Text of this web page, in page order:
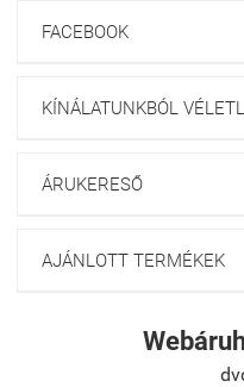
FACEBOOK
KÍNÁLATUNKBÓL
ÁRUKERESŐ
AJÁNLOTT TERMÉKEK